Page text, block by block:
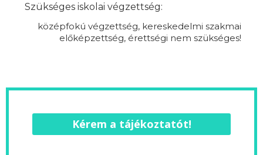
Szükséges iskolai végzettség:
középfokú végzettség, kereskedelmi szakmai
előképzettség, érettségi nem szükséges!
Kérem a tájékoztatót!